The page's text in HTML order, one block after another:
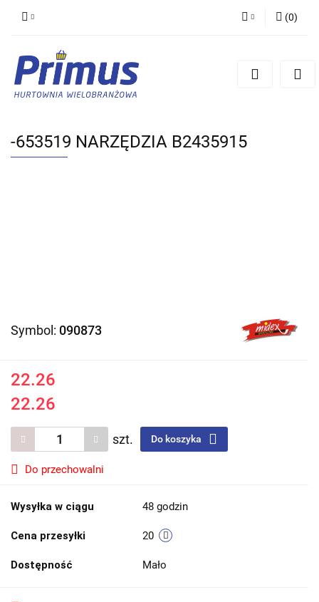
Zarejestruj się
(0)
-653519 NARZĘDZIA B2435915
Symbol: 090873
22.26
22.26
szt. Do koszyka
Do przechowalni
Wysyłka w ciągu 48 godzin
Cena przesyłki 20
Dostępność Mało